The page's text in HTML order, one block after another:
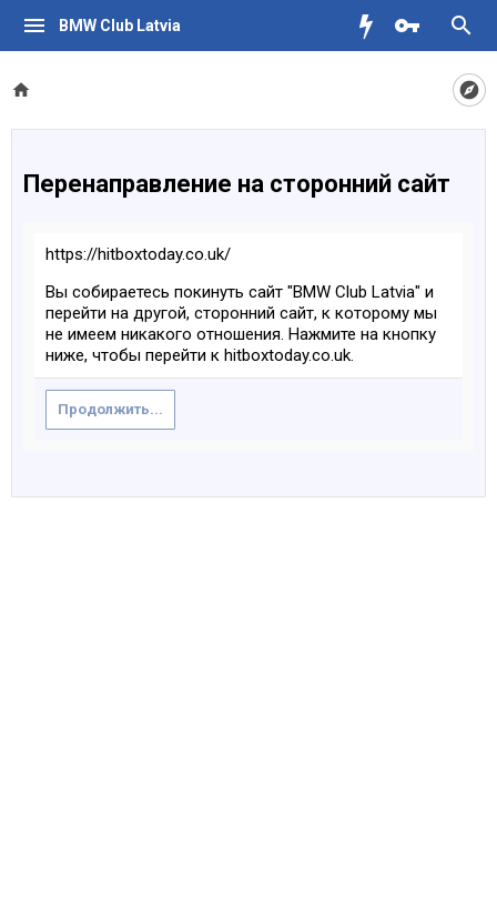
BMW Club Latvia
Перенаправление на сторонний сайт
https://hitboxtoday.co.uk/
Вы собираетесь покинуть сайт "BMW Club Latvia" и
перейти на другой, сторонний сайт, к которому мы
не имеем никакого отношения. Нажмите на кнопку
ниже, чтобы перейти к hitboxtoday.co.uk.
Продолжить...